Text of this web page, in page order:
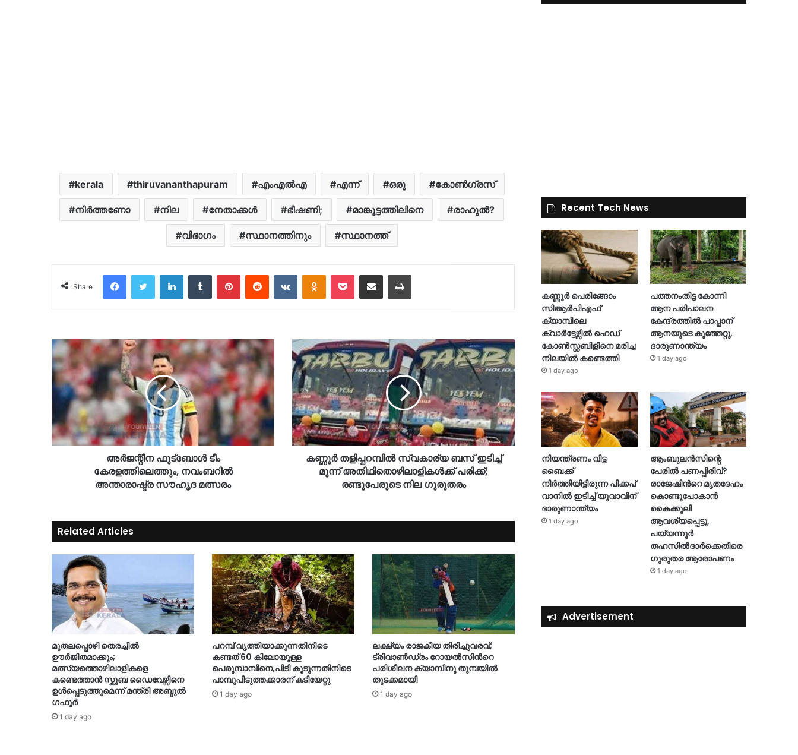
kerala thiruvananthapuram എംഎൽഎ എന്ന് ഒരു കോൺഗ്രസ്
നിർത്തണോ നില നേതാക്കൾ ഭീഷണി; മാങ്കൂട്ടത്തിലിനെ രാഹുൽ?
വിഭാഗം സ്ഥാനത്തിനും സ്ഥാനത്ത്
Share
FacebookTwitter LinkedInTumblr PinterestReddit VKontakteOdnoklassniki
Pocket Share via Email Print
അർജന്റീന ഫുട്ബോൾ ടീം
കേരളത്തിലെത്തും, നവംബറിൽ
അന്താരാഷ്ട്ര സൗഹൃദ മത്സരം
കണ്ണൂർ തളിപ്പറമ്പിൽ സ്വകാര്യ ബസ് ഇടിച്ച്
മൂന്ന് അതിഥിതൊഴിലാളികൾക്ക് പരിക്ക്;
രണ്ടുപേരുടെ നില ഗുരുതരം
Related Articles
മുതലപ്പൊഴി തെരച്ചിൽ
ഊർജിതമാക്കും;
മത്സ്യത്തൊഴിലാളികളെ
കണ്ടെത്താൻ സ്കൂബ ഡൈവേഴ്സിനെ
ഉൾപ്പെടുത്തുമെന്ന് മന്ത്രി അബ്ദുൽ
ഗഫൂർ
1 day ago
പറമ്പ് വൃത്തിയാക്കുന്നതിനിടെ
കണ്ടത് 60 കിലോയുള്ള
പെരുമ്പാമ്പിനെ,പിടി കൂടുന്നതിനിടെ
പാമ്പുപിടുത്തക്കാരന് കടിയേറ്റു
1 day ago
ലക്ഷ്യം രാജകീയ തിരിച്ചുവരവ്;
ട്രിവാൺഡ്രം റോയൽസിന്‍റെ
പരിശീലന ക്യാമ്പിനു തുമ്പയില്‍
തുടക്കമായി
1 day ago
Recent Tech News
കണ്ണൂർ പെരിങ്ങോം
സിആർപിഎഫ്
ക്യാമ്പിലെ
ക്വാർട്ടേഴ്സിൽ ഹെഡ്
കോൺസ്റ്റബിളിനെ മരിച്ച
നിലയിൽ കണ്ടെത്തി
1 day ago
പത്തനംതിട്ട കോന്നി
ആന പരിപാലന
കേന്ദ്രത്തിൽ പാപ്പാന്
ആനയുടെ കുത്തേറ്റു,
ദാരുണാന്ത്യം
1 day ago
നിയന്ത്രണം വിട്ട
ബൈക്ക്
നിർത്തിയിട്ടിരുന്ന പിക്കപ്
വാനിൽ ഇടിച്ച് യുവാവിന്
ദാരുണാന്ത്യം
1 day ago
ആംബുലൻസിന്റെ
പേരിൽ പണപ്പിരിവ്?
രാജേഷിന്‍റെ മൃതദേഹം
കൊണ്ടുപോകാൻ
കൈക്കൂലി
ആവശ്യപ്പെട്ടു,
പയ്യന്നൂർ
തഹസിൽദാർക്കെതിരെ
ഗുരുതര ആരോപണം
1 day ago
Advertisement